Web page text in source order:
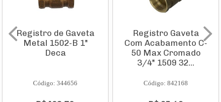
Registro de Gaveta
Metal 1502-B 1"
Deca
Código: 344656
Registro Gaveta
Com Acabamento C-
50 Max Cromado
3/4" 1509 32...
Código: 842168